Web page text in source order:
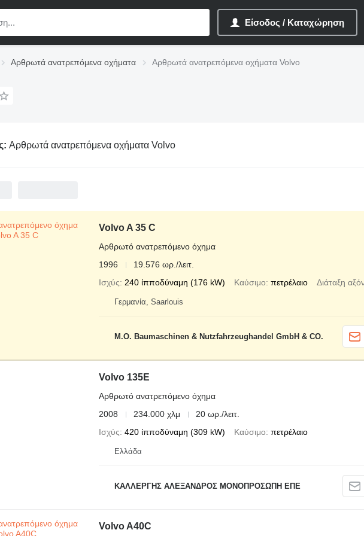
Είσοδος / Καταχώρηση
Αρθρωτά ανατρεπόμενα οχήματα Αρθρωτά ανατρεπόμενα οχήματα Volvo
Αρθρωτά ανατρεπόμενα οχήματα Volvo
Volvo A 35 C
Αρθρωτό ανατρεπόμενο όχημα
1996
19.576 ωρ./λειτ.
Ισχύς
240 ίπποδύναμη (176 kW) Καύσιμο πετρέλαιο Διάταξη
Γερμανία, Saarlouis
M.O. Baumaschinen & Nutzfahrzeughandel GmbH & CO.
Volvo 135E
Αρθρωτό ανατρεπόμενο όχημα
2008
234.000 χλμ
20 ωρ./λειτ.
Ισχύς 420 ίπποδύναμη (309 kW) Καύσιμο πετρέλαιο
Ελλάδα
ΚΑΛΛΕΡΓΗΣ ΑΛΕΞΑΝΔΡΟΣ ΜΟΝΟΠΡΟΣΩΠΗ ΕΠΕ
Volvo A40C